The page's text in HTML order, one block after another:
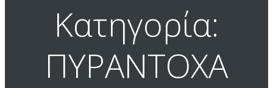
Κατηγορία:
ΠΥΡΑΝΤΟΧΑ